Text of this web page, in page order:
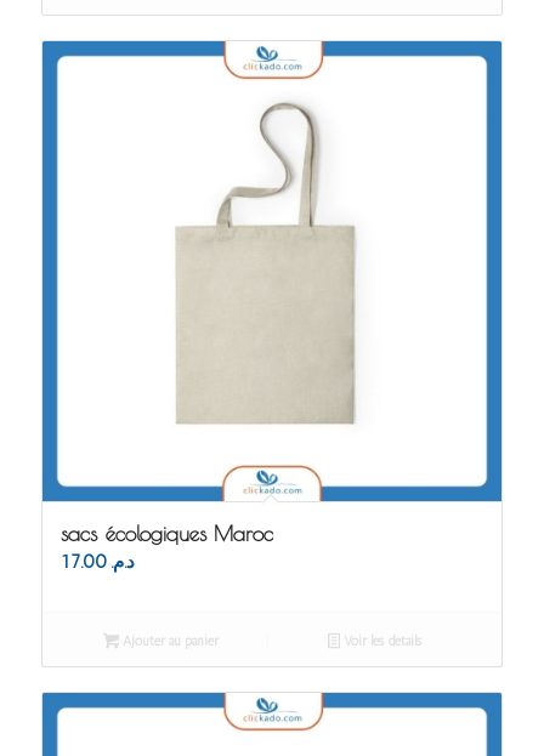
sacs écologiques Maroc
د.م. 17.00
Ajouter au panier Voir les détails